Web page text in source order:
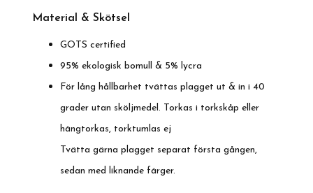
Material & Skötsel
GOTS certified
95% ekologisk bomull & 5% lycra
För lång hållbarhet tvättas plagget ut & in i 40
grader utan sköljmedel. Torkas i torkskåp eller
hängtorkas, torktumlas ej
Tvätta gärna plagget separat första gången,
sedan med liknande färger.